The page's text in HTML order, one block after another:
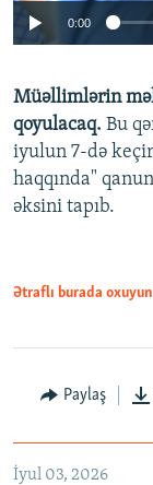
Auto
0:00
Müəllimlərin
qoyulacaq. Bu
iyulun 7-də
haqqında"
əksini tapıb.
Ətraflı burada oxuyun
Paylaş
İyul 03, 2026